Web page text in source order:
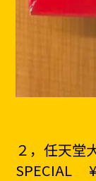
２，任天堂
SPECIAL